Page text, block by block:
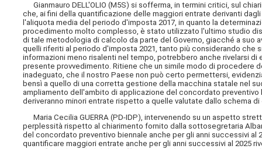
Gianmauro DELL'OLIO (M5S) si sofferma, in termini critici, sul
che, ai fini della quantificazione delle maggiori entrate derivanti
l'aliquota media del periodo d'imposta 2017, in quanto la
procedimento molto complesso, è stato utilizzato l'ultimo studio
di tale metodologia di calcolo da parte del Governo, giacché a suo
quelli riferiti al periodo d'imposta 2021, tanto più considerando
informazioni meno risalenti neltempo, potrebbero anche rivelarsi di
presente provvedimento. Ritiene che un simile modo di
inadeguato, che il nostro Paese non può certo permettersi,
bensì a quello di una corretta gestione della macchina statale nel
ampliamento dell'ambito di applicazione del concordato
deriveranno minori entrate rispetto a quelle valutate dallo schema
Maria Cecilia GUERRA (PD-IDP), intervenendo su un aspetto
perplessità rispetto al chiarimento fornito dalla sottosegretaria
del concordato preventivo biennale anche per gli anni successivi
quantificare maggiori entrate anche per gli anni successivi al 2025